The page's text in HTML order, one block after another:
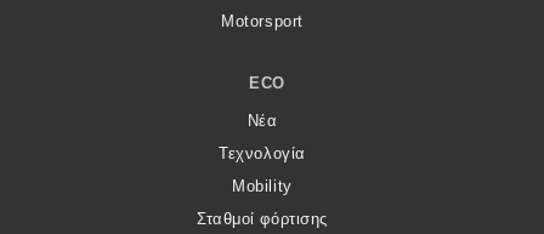
Motorsport
ECO
Νέα
Τεχνολογία
Mobility
Σταθμοί φόρτισης